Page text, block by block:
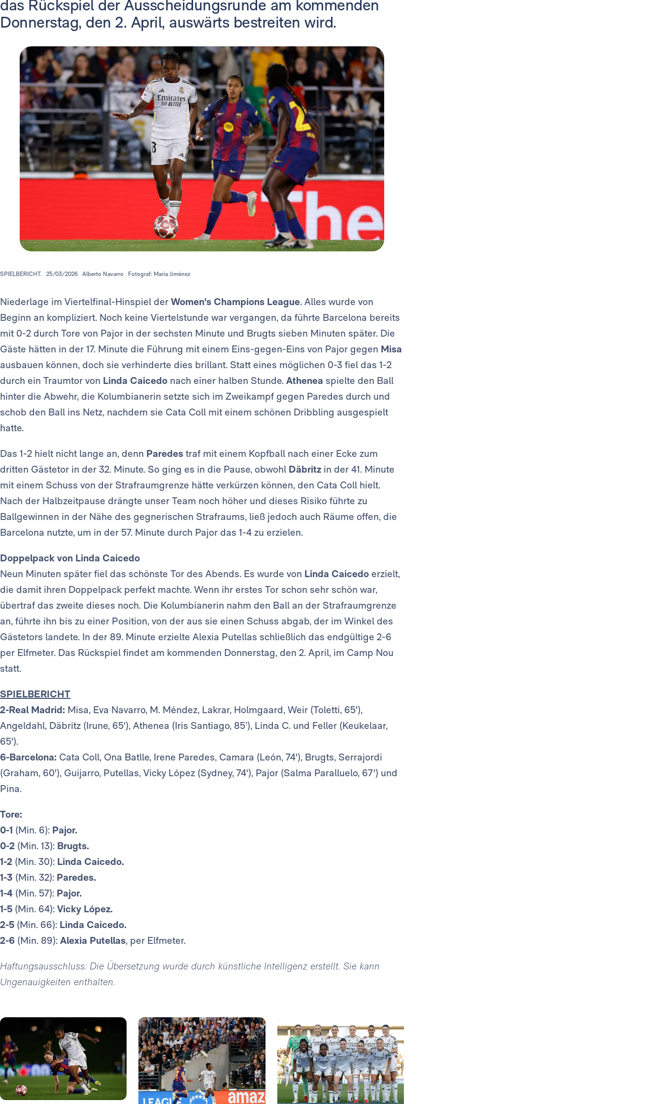
das Rückspiel der Ausscheidungsrunde am kommenden
Donnerstag, den 2. April, auswärts bestreiten wird.
SPIELBERICHT. 25/03/2026 Alberto Navarro Fotograf: María Jiménez
Niederlage im Viertelfinal-Hinspiel der Women's Champions League. Alles wurde von
Beginn an kompliziert. Noch keine Viertelstunde war vergangen, da führte Barcelona bereits
mit 0-2 durch Tore von Pajor in der sechsten Minute und Brugts sieben Minuten später. Die
Gäste hätten in der 17. Minute die Führung mit einem Eins-gegen-Eins von Pajor gegen Misa
ausbauen können, doch sie verhinderte dies brillant. Statt eines möglichen 0-3 fiel das 1-2
durch ein Traumtor von Linda Caicedo nach einer halben Stunde. Athenea spielte den Ball
hinter die Abwehr, die Kolumbianerin setzte sich im Zweikampf gegen Paredes durch und
schob den Ball ins Netz, nachdem sie Cata Coll mit einem schönen Dribbling ausgespielt
hatte.
Das 1-2 hielt nicht lange an, denn Paredes traf mit einem Kopfball nach einer Ecke zum
dritten Gästetor in der 32. Minute. So ging es in die Pause, obwohl Däbritz in der 41. Minute
mit einem Schuss von der Strafraumgrenze hätte verkürzen können, den Cata Coll hielt.
Nach der Halbzeitpause drängte unser Team noch höher und dieses Risiko führte zu
Ballgewinnen in der Nähe des gegnerischen Strafraums, ließ jedoch auch Räume offen, die
Barcelona nutzte, um in der 57. Minute durch Pajor das 1-4 zu erzielen.
Doppelpack von Linda Caicedo
Neun Minuten später fiel das schönste Tor des Abends. Es wurde von Linda Caicedo erzielt,
die damit ihren Doppelpack perfekt machte. Wenn ihr erstes Tor schon sehr schön war,
übertraf das zweite dieses noch. Die Kolumbianerin nahm den Ball an der Strafraumgrenze
an, führte ihn bis zu einer Position, von der aus sie einen Schuss abgab, der im Winkel des
Gästetors landete. In der 89. Minute erzielte Alexia Putellas schließlich das endgültige 2-6
per Elfmeter. Das Rückspiel findet am kommenden Donnerstag, den 2. April, im Camp Nou
statt.
SPIELBERICHT
2-Real Madrid: Misa, Eva Navarro, M. Méndez, Lakrar, Holmgaard, Weir (Toletti, 65'),
Angeldahl, Däbritz (Irune, 65'), Athenea (Iris Santiago, 85’), Linda C. und Feller (Keukelaar,
65').
6-Barcelona: Cata Coll, Ona Batlle, Irene Paredes, Camara (León, 74'), Brugts, Serrajordi
(Graham, 60'), Guijarro, Putellas, Vicky López (Sydney, 74'), Pajor (Salma Paralluelo, 67') und
Pina.
Tore:
0-1 (Min. 6): Pajor.
0-2 (Min. 13): Brugts.
1-2 (Min. 30): Linda Caicedo.
1-3 (Min. 32): Paredes.
1-4 (Min. 57): Pajor.
1-5 (Min. 64): Vicky López.
2-5 (Min. 66): Linda Caicedo.
2-6 (Min. 89): Alexia Putellas, per Elfmeter.
Haftungsausschluss: Die Übersetzung wurde durch künstliche Intelligenz erstellt. Sie kann
Ungenauigkeiten enthalten.